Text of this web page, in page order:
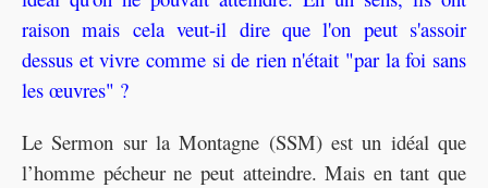
raison mais cela veut-il dire que l'on peut s'assoir
dessus et vivre comme si de rien n'était "par la foi sans
les œuvres" ?
Le Sermon sur la Montagne (SSM) est un idéal que
l’homme pécheur ne peut atteindre. Mais en tant que